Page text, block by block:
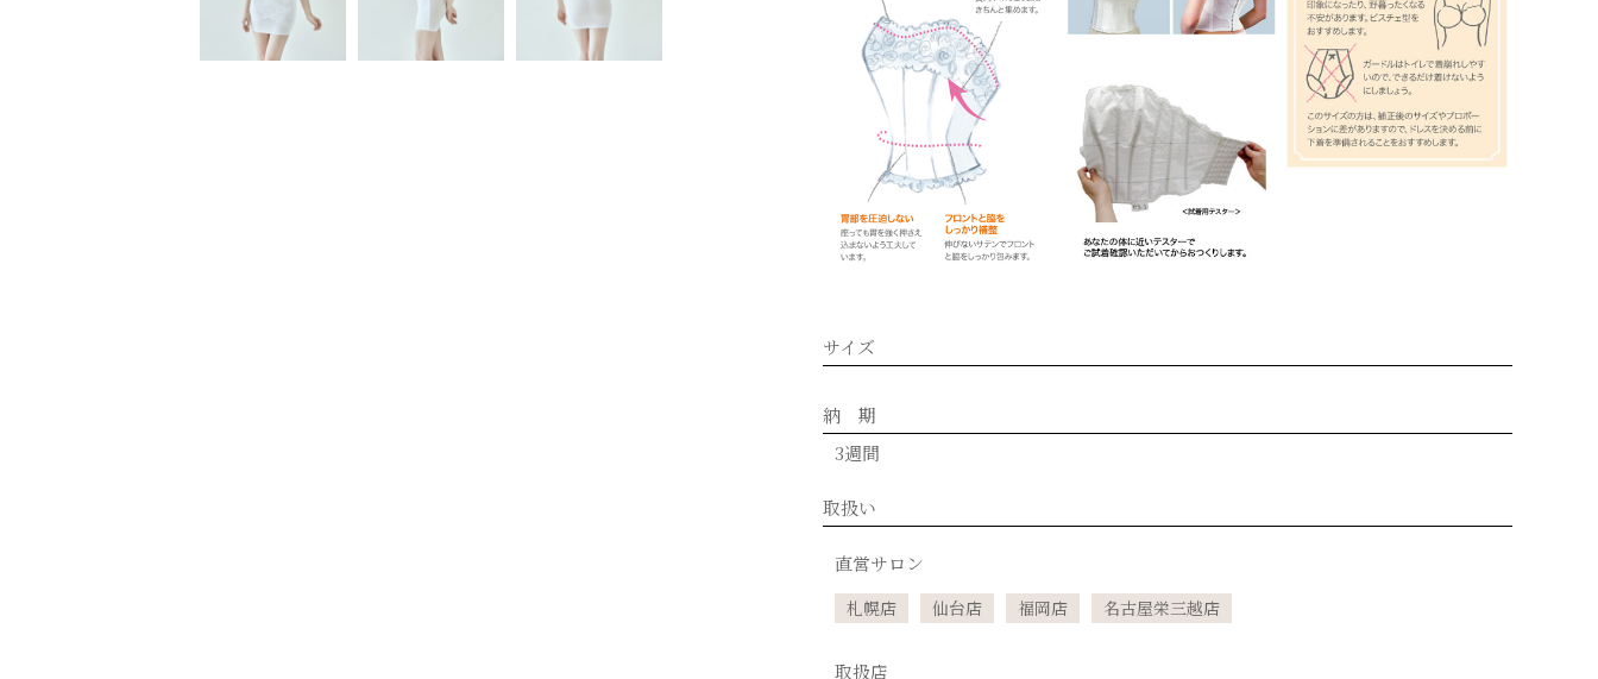
サイズ
納 期
3週間
取扱い
直営サロン
札幌店 仙台店 福岡店 名古屋栄三越店
取扱店